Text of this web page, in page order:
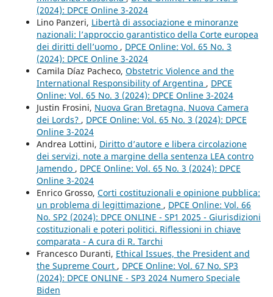
(2024): DPCE Online 3-2024
Lino Panzeri, Libertà di associazione e minoranze
nazionali: l’approccio garantistico della Corte europea
dei diritti dell’uomo , DPCE Online: Vol. 65 No. 3
(2024): DPCE Online 3-2024
Camila Díaz Pacheco, Obstetric Violence and the
International Responsibility of Argentina , DPCE
Online: Vol. 65 No. 3 (2024): DPCE Online 3-2024
Justin Frosini, Nuova Gran Bretagna, Nuova Camera
dei Lords? , DPCE Online: Vol. 65 No. 3 (2024): DPCE
Online 3-2024
Andrea Lottini, Diritto d’autore e libera circolazione
dei servizi, note a margine della sentenza LEA contro
Jamendo , DPCE Online: Vol. 65 No. 3 (2024): DPCE
Online 3-2024
Enrico Grosso, Corti costituzionali e opinione pubblica:
un problema di legittimazione , DPCE Online: Vol. 66
No. SP2 (2024): DPCE ONLINE - SP1 2025 - Giurisdizioni
costituzionali e poteri politici. Riflessioni in chiave
comparata - A cura di R. Tarchi
Francesco Duranti, Ethical Issues, the President and
the Supreme Court , DPCE Online: Vol. 67 No. SP3
(2024): DPCE ONLINE - SP3 2024 Numero Speciale
Biden